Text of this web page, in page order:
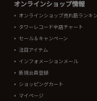
オンラインショップ情報
オンラインショップ売れ筋ランキ
タワーレコード全店チャート
セール＆キャンペーン
注目アイテム
インフォメーションメール
新規会員登録
ショッピングカート
マイページ